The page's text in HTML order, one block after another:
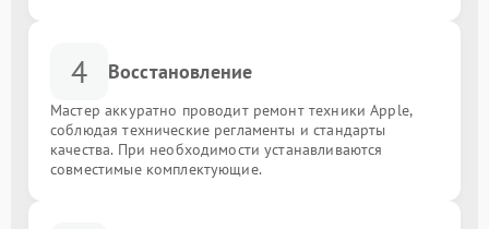
4 Восстановление
Мастер аккуратно проводит ремонт техники Apple,
соблюдая технические регламенты и стандарты
качества. При необходимости устанавливаются
совместимые комплектующие.